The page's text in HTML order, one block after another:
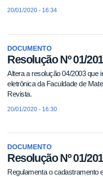
20/01/2020 - 16:34
DOCUMENTO
Resolução Nº 01/
Altera a resolução 04/2003 que
eletrônica da Faculdade de
Revista.
20/01/2020 - 16:30
DOCUMENTO
Resolução Nº 01/
Regulamenta o cadastramento